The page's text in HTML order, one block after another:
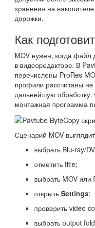
хранения на
дорожки.
Как
MOV нужен, когда файл
в видеоредакторе. В
перечислены ProRes
профили рассчитаны
дальнейшую
монтажная программа
Сценарий MOV
выбрать Blu-ray/
отметить title;
выбрать MOV или
открыть Settings;
проверить video
выбрать output